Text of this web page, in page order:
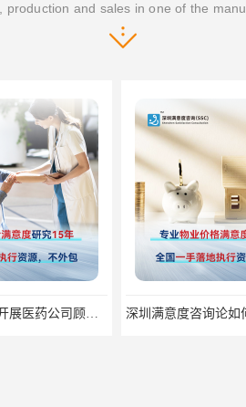
production and sales in one of the
深圳满意度咨询论如何选择一个好的物业满意度公司